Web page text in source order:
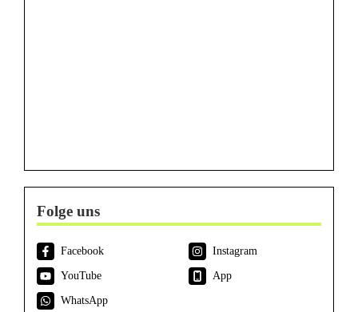
Folge uns
Facebook
Instagram
YouTube
App
WhatsApp